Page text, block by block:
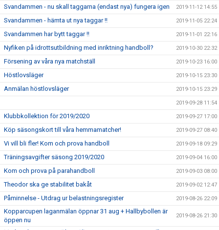
Svandammen - nu skall taggarna (endast nya) fungera igen 2019-11-12 14:55
Svandammen - hämta ut nya taggar !! 2019-11-05 22:24
Svandammen har bytt taggar !! 2019-11-01 22:16
Nyfiken på idrottsutbildning med inriktning handboll? 2019-10-30 22:32
Försening av våra nya matchställ 2019-10-23 16:00
Höstlovsläger 2019-10-15 23:30
Anmälan höstlovsläger 2019-10-15 23:29
2019-09-28 11:54
Klubbkollektion för 2019/2020 2019-09-27 17:00
Köp säsongskort till våra hemmamatcher! 2019-09-27 08:40
Vi vill bli fler! Kom och prova handboll 2019-09-18 09:29
Träningsavgifter säsong 2019/2020 2019-09-04 16:00
Kom och prova på parahandboll 2019-09-03 08:00
Theodor ska ge stabilitet bakåt 2019-09-02 12:47
Påminnelse - Utdrag ur belastningsregister 2019-08-26 22:09
Kopparcupen laganmälan öppnar 31 aug + Hallbybollen är
öppen nu
2019-08-26 21:30